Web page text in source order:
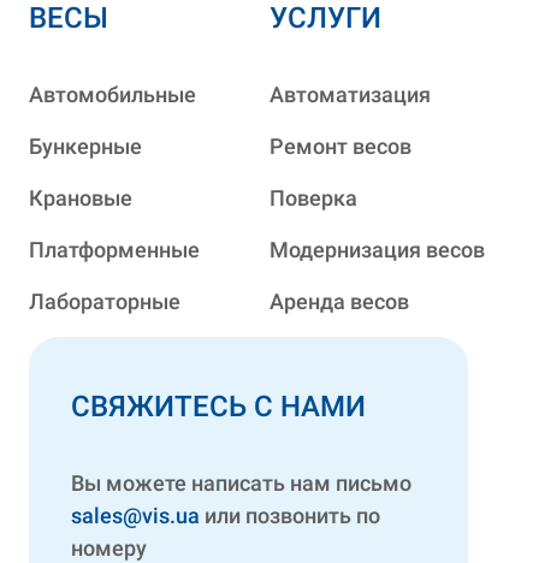
ВЕСЫ
Автомобильные
Бункерные
Крановые
Платформенные
Лабораторные
УСЛУГИ
Автоматизация
Ремонт весов
Поверка
Модернизация весов
Аренда весов
СВЯЖИТЕСЬ С НАМИ
Вы можете написать нам письмо
sales@vis.ua или позвонить по
номеру